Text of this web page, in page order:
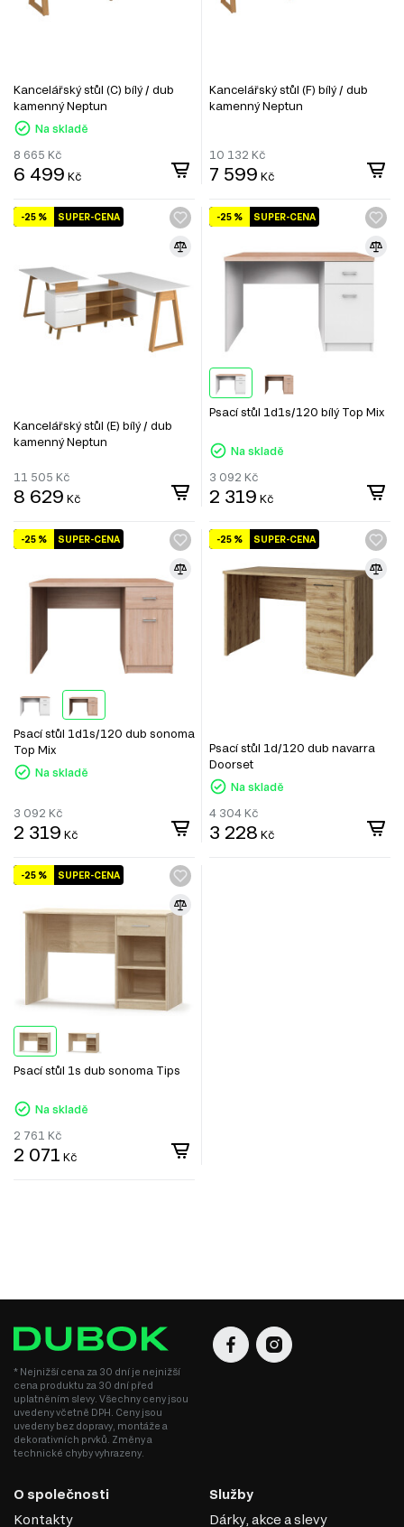
Kancelářský stůl (C) bílý / dub
kamenný Neptun
Na skladě
8 665 Kč
6 499 Kč
Kancelářský stůl (F) bílý / dub
kamenný Neptun
10 132 Kč
7 599 Kč
SUPER-CENA
-25 %
Kancelářský stůl (E) bílý / dub
kamenný Neptun
11 505 Kč
8 629 Kč
SUPER-CENA
-25 %
Psací stůl 1d1s/120 bílý Top Mix
Na skladě
3 092 Kč
2 319 Kč
SUPER-CENA
-25 %
Psací stůl 1d1s/120 dub sonoma
Top Mix
Na skladě
3 092 Kč
2 319 Kč
SUPER-CENA
-25 %
Psací stůl 1d/120 dub navarra
Doorset
Na skladě
4 304 Kč
3 228 Kč
SUPER-CENA
-25 %
Psací stůl 1s dub sonoma Tips
Na skladě
2 761 Kč
2 071 Kč
* Nejnižší cena za 30 dní je nejnižší
cena produktu za 30 dní před
uplatněním slevy. Všechny ceny jsou
uvedeny včetně DPH. Ceny jsou
uvedeny bez dopravy, montáže a
dekorativních prvků. Změny a
technické chyby vyhrazeny.
O společnosti
Kontakty
Služby
Dárky, akce a slevy